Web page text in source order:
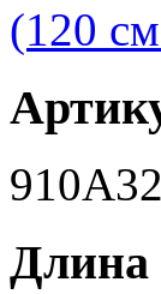
910A32
Длина